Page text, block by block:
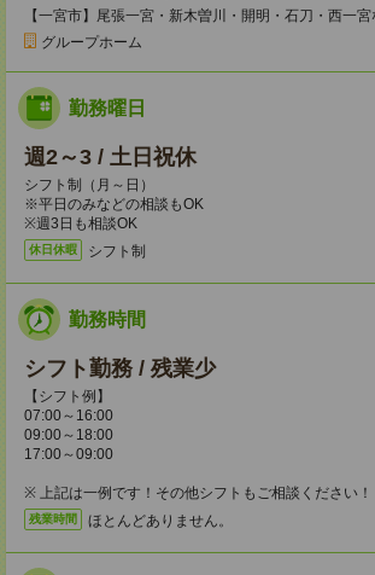
【一宮市】尾張一宮・新木曽川・開明・石刀・西一宮
グループホーム
勤務曜日
週2～3 / 土日祝休
シフト制（月～日）
※平日のみなどの相談もOK
※週3日も相談OK
休日休暇 シフト制
勤務時間
シフト勤務 / 残業少
【シフト例】
07:00～16:00
09:00～18:00
17:00～09:00
※ 上記は一例です！その他シフトもご相談ください！
残業時間 ほとんどありません。